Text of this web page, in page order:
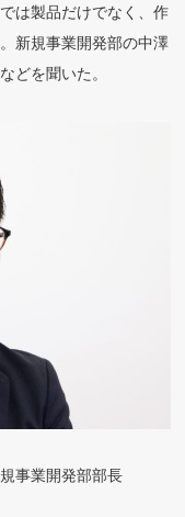
は製品だけでなく、作
新規事業開発部の中澤
どを聞いた。
事業開発部部長